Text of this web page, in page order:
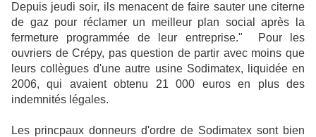
Depuis jeudi soir, ils menacent de faire sauter une citerne
de gaz pour réclamer un meilleur plan social après la
fermeture programmée de leur entreprise." Pour les
ouvriers de Crépy, pas question de partir avec moins que
leurs collègues d'une autre usine Sodimatex, liquidée en
2006, qui avaient obtenu 21 000 euros en plus des
indemnités légales.
Les princpaux donneurs d'ordre de Sodimatex sont bien